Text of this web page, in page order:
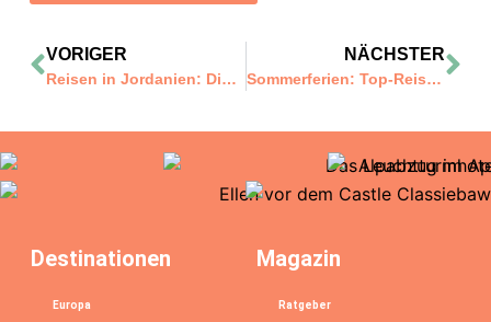
VORIGER
Reisen in Jordanien: Die Highlights
NÄCHSTER
Sommerferien: Top-Reiseziele mit Kindern
Destinationen
Europa
Magazin
Ratgeber